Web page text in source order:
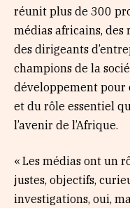
réunit plus de 300
médias africains, des
des dirigeants
champions de la
développement pour
et du rôle essentiel
l’avenir de l’Afrique.
« Les médias ont un
justes, objectifs,
investigations, oui,